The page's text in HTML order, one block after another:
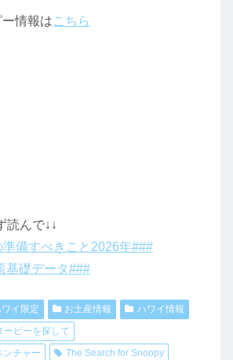
情報はこちら
読んで↓↓
備すべきこと2026年###
基礎データ###
イ限定 お土産情報
ハワイ情報
ーピーを探して
ンチャー
The Search for Snoopy